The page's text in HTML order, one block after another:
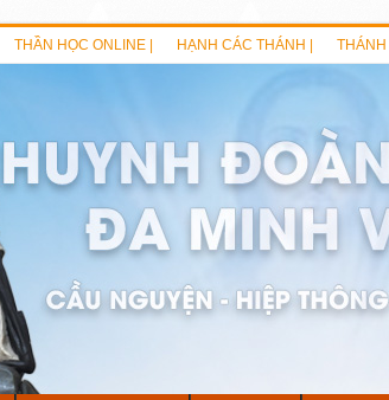
THẦN HỌC ONLINE | HẠNH CÁC THÁNH | THÁNH